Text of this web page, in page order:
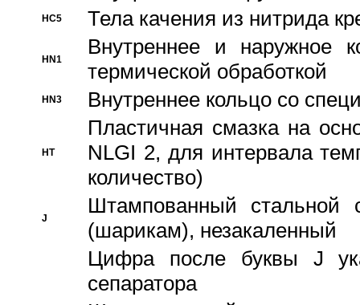
HC5 Тела качения из нитрида
HN1
Bнутреннее и наружное
термической обработкой
HN3 Внутреннее кольцо со
HT
Пластичная смазка на
NLGI 2, для интервала
количество)
J
Штампованный стальной
(шарикам), незакаленный
Цифра после буквы J
сепаратора